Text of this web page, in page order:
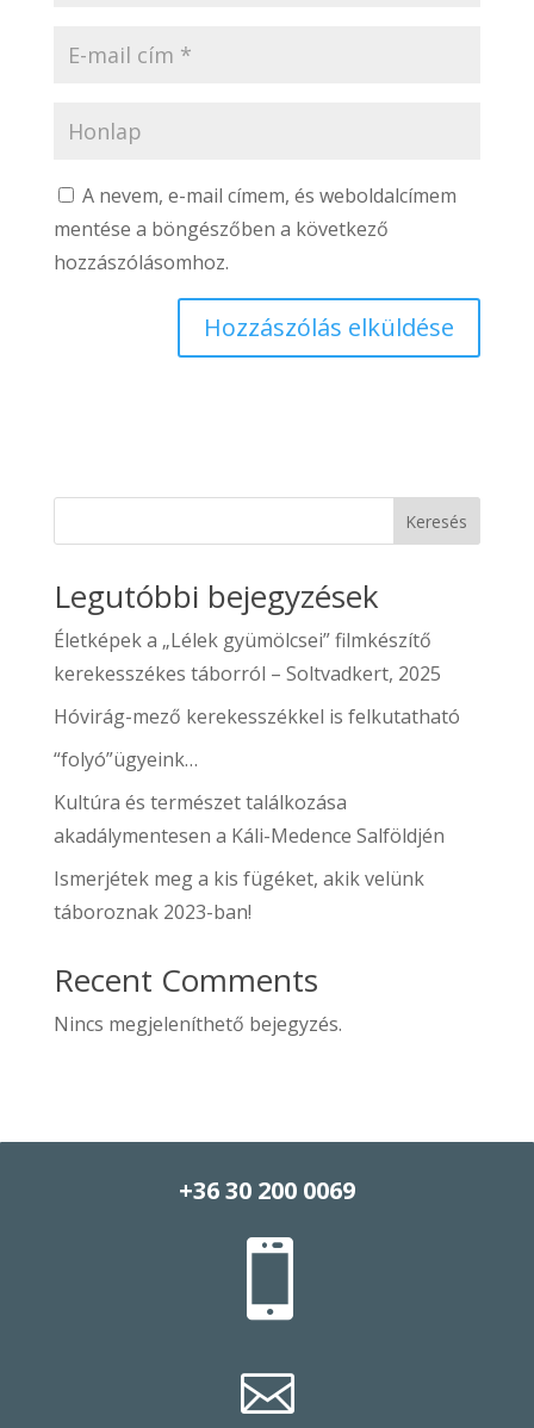
A nevem, e-mail címem, és weboldalcímem
mentése a böngészőben a következő
hozzászólásomhoz.
Keresés
Legutóbbi bejegyzések
Életképek a „Lélek gyümölcsei” filmkészítő
kerekesszékes táborról – Soltvadkert, 2025
Hóvirág-mező kerekesszékkel is felkutatható
“folyó”ügyeink…
Kultúra és természet találkozása
akadálymentesen a Káli-Medence Salföldjén
Ismerjétek meg a kis fügéket, akik velünk
táboroznak 2023-ban!
Recent Comments
Nincs megjeleníthető bejegyzés.
+36 30 200 0069

